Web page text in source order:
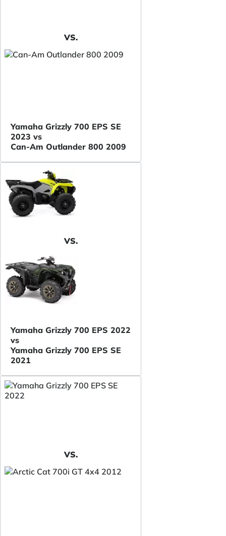
VS.
Yamaha Grizzly 700 EPS SE
2023 vs
Can-Am Outlander 800 2009
VS.
Yamaha Grizzly 700 EPS 2022
vs
Yamaha Grizzly 700 EPS SE
2021
VS.